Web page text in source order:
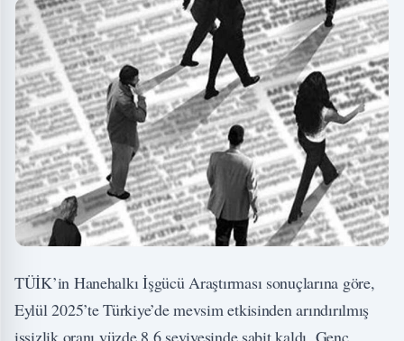
TÜİK’in Hanehalkı İşgücü Araştırması sonuçlarına göre,
Eylül 2025’te Türkiye’de mevsim etkisinden arındırılmış
işsizlik oranı yüzde 8,6 seviyesinde sabit kaldı. Genç